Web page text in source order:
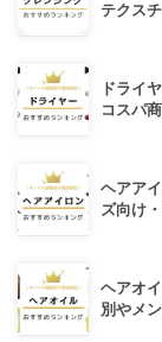
テクス
ドライ
コスパ商
ヘアア
ズ向け
ヘアオ
別やメ